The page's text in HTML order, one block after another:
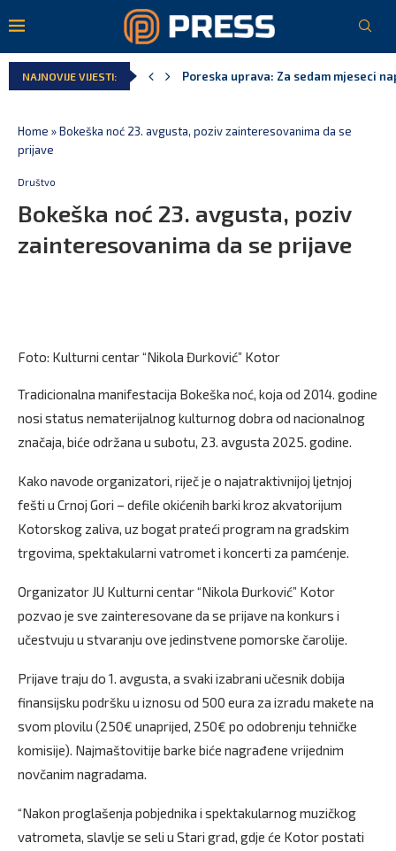
NAJNOVIJE VIJESTI:
Poreska uprava: Za sedam mjeseci
Home »Bokeška noć 23. avgusta, poziv zainteresovanima da se
prijave
Društvo
Bokeška noć 23. avgusta, poziv
zainteresovanima da se prijave
Foto: Kulturni centar “Nikola Đurković” Kotor
Tradicionalna manifestacija Bokeška noć, koja od 2014. godine
nosi status nematerijalnog kulturnog dobra od nacionalnog
značaja, biće održana u subotu, 23. avgusta 2025. godine.
Kako navode organizatori, riječ je o najatraktivnijoj ljetnjoj
fešti u Crnoj Gori – defile okićenih barki kroz akvatorijum
Kotorskog zaliva, uz bogat prateći program na gradskim
trgovima, spektakularni vatromet i koncerti za pamćenje.
Organizator JU Kulturni centar “Nikola Đurković” Kotor
pozvao je sve zainteresovane da se prijave na konkurs i
učestvuju u stvaranju ove jedinstvene pomorske čarolije.
Prijave traju do 1. avgusta, a svaki izabrani učesnik dobija
finansijsku podršku u iznosu od 500 eura za izradu makete na
svom plovilu (250€ unaprijed, 250€ po odobrenju tehničke
komisije). Najmaštovitije barke biće nagrađene vrijednim
novčanim nagradama.
“Nakon proglašenja pobjednika i spektakularnog muzičkog
vatrometa, slavlje se seli u Stari grad, gdje će Kotor postati